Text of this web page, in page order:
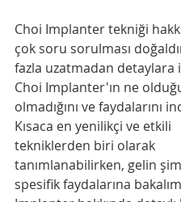
Choi Implanter tekniği
çok soru sorulması
fazla uzatmadan detaylara
Choi Implanter'ın ne
olmadığını ve faydalarını
Kısaca en yenilikçi ve etkili
tekniklerden biri olarak
tanımlanabilirken, gelin
spesifik faydalarına